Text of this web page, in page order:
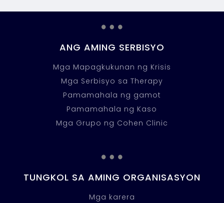
…
ANG AMING SERBISYO
Mga Mapagkukunan ng Krisis
Mga Serbisyo sa Therapy
Pamamahala ng gamot
Pamamahala ng Kaso
Mga Grupo ng Cohen Clinic
…
TUNGKOL SA AMING ORGANISASYON
Mga karera